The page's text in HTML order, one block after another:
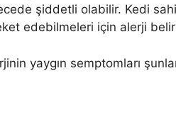
şiddetli olabilir. Kedi
edebilmeleri için alerji
yaygın semptomları